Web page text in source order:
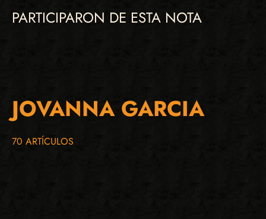
PARTICIPARON DE ESTA NOTA
JOVANNA GARCIA
70 ARTÍCULOS